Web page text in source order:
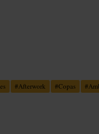
#Afterwork #Copas #